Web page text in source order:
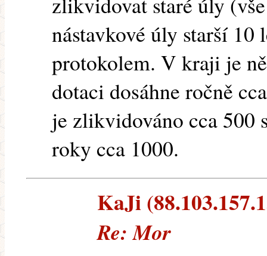
nástavkové úly starší
protokolem. V kraji je
dotaci dosáhne ročně
je zlikvidováno cca 500
roky cca 1000.
KaJi
Re: Mor